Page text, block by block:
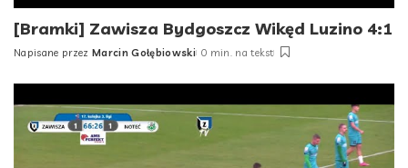
[Bramki] Zawisza Bydgoszcz Wikęd Luzino 4:1
Posted
Napisane przez Marcin Gołębiowski 0 min. na tekst